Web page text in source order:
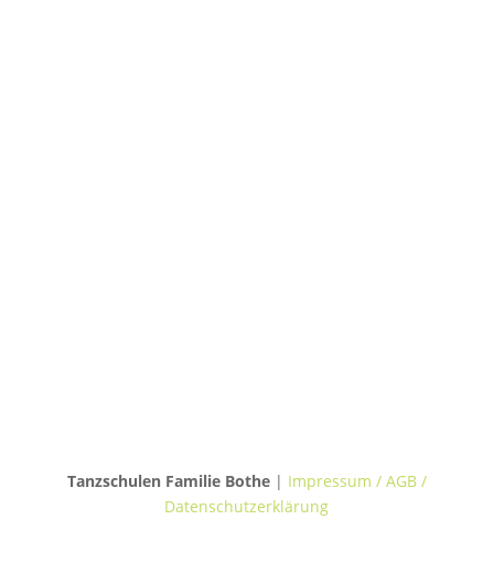
Tanzschulen Familie Bothe| Impressum / AGB /
Datenschutzerklärung